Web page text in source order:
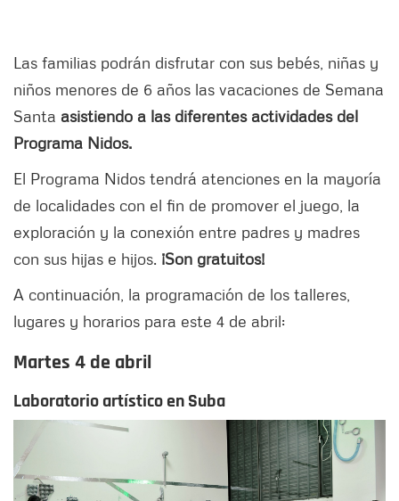
Las familias podrán disfrutar con sus bebés, niñas y
niños menores de 6 años las vacaciones de Semana
Santa asistiendo a las diferentes actividades del
Programa Nidos.
El Programa Nidos tendrá atenciones en la mayoría
de localidades con el fin de promover el juego, la
exploración y la conexión entre padres y madres
con sus hijas e hijos. ¡Son gratuitos!
A continuación, la programación de los talleres,
lugares y horarios para este 4 de abril:
Martes 4 de abril
Laboratorio artístico en Suba